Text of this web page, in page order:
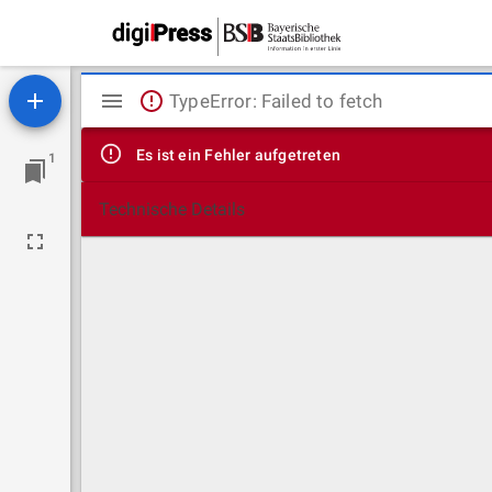
1
Mirador
Viewer
TypeError: Failed to fetch
Es ist ein Fehler aufgetreten
Technische Details